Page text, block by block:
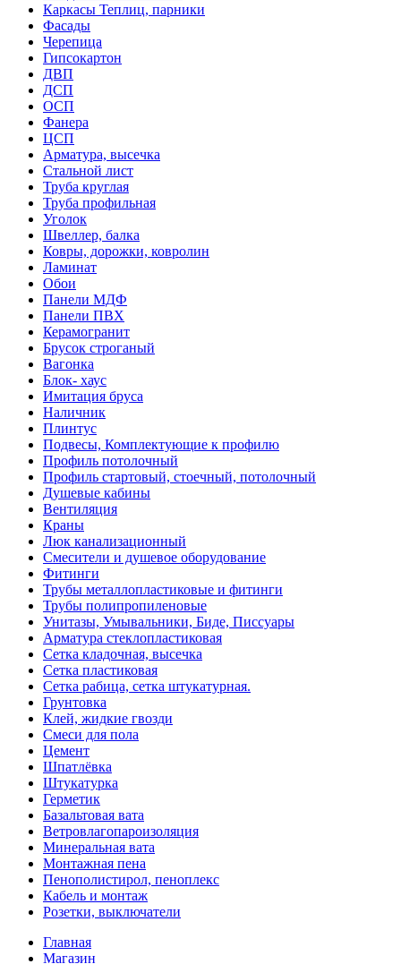
Каркасы Теплиц, парники
Фасады
Черепица
Гипсокартон
ДВП
ДСП
ОСП
Фанера
ЦСП
Арматура, высечка
Стальной лист
Труба круглая
Труба профильная
Уголок
Швеллер, балка
Ковры, дорожки, ковролин
Ламинат
Обои
Панели МДФ
Панели ПВХ
Керамогранит
Брусок строганый
Вагонка
Блок- хаус
Имитация бруса
Наличник
Плинтус
Подвесы, Комплектующие к профилю
Профиль потолочный
Профиль стартовый, стоечный, потолочный
Душевые кабины
Вентиляция
Краны
Люк канализационный
Смесители и душевое оборудование
Фитинги
Трубы металлопластиковые и фитинги
Трубы полипропиленовые
Унитазы, Умывальники, Биде, Писсуары
Арматура стеклопластиковая
Сетка кладочная, высечка
Сетка пластиковая
Сетка рабица, сетка штукатурная.
Грунтовка
Клей, жидкие гвозди
Смеси для пола
Цемент
Шпатлёвка
Штукатурка
Герметик
Базальтовая вата
Ветровлагопароизоляция
Минеральная вата
Монтажная пена
Пенополистирол, пеноплекс
Кабель и монтаж
Розетки, выключатели
Главная
Магазин